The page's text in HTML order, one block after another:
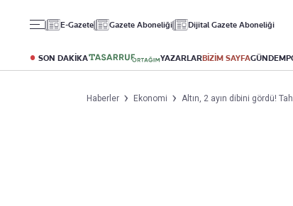
E-Gazete Gazete Aboneliği Dijital Gazete Aboneliği
SON DAKİKA YAZARLARBİZİM SAYFAGÜNDEM
Altın
Döviz
Kripto Para
Puan Durumu
Fikstür
Avrupa Ligi
Haberler Ekonomi Altın, 2 ayın dibini gördü!